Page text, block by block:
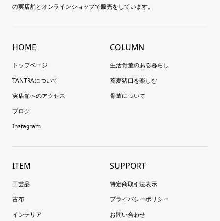
の実店舗とオンラインショップで販売をしています。
HOME
トップページ
TANTRAについて
実店舗へのアクセス
ブログ
Instagram
COLUMN
生活骨董のある暮らし
蕎麦猪口を楽しむ
骨董について
ITEM
工芸品
古布
インテリア
SUPPORT
特定商取引法表示
プライバシーポリシー
お問い合わせ